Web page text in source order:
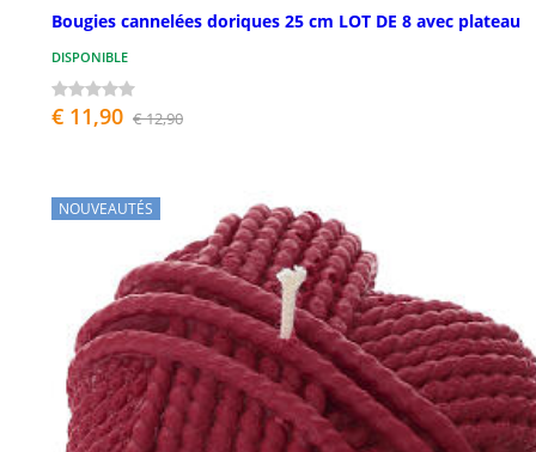
Bougies cannelées doriques 25 cm LOT DE 8 avec plateau
DISPONIBLE
€ 11,90 € 12,90
NOUVEAUTÉS